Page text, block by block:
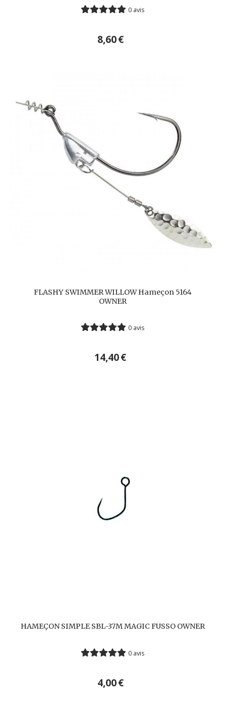
0 avis
8,60€
FLASHY SWIMMER WILLOW Hameçon 5164
OWNER
0 avis
14,40€
HAMEÇON SIMPLE SBL-37M MAGIC FUSSO OWNER
0 avis
4,00€